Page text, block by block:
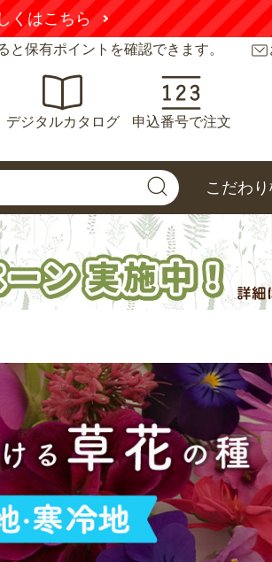
くはこちら
保有ポイントを確認できます。
デジタルカタログ 申込番号で注文
こだわ